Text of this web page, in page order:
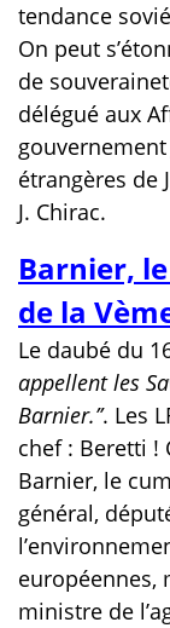
tendance
On peut
de
délégué aux
étrangères de
J. Chirac.
Barnier,
de la
Le daubé du
appellent les
Barnier.’’. Les
chef : Beretti !
Barnier, le
général,
européennes,
ministre de